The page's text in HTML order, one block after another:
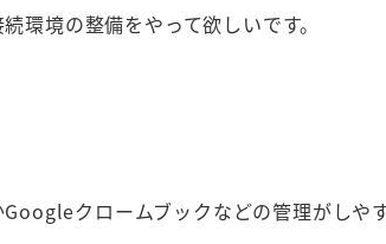
環境の整備をやって欲しいです。
クロームブックなどの管理がしや